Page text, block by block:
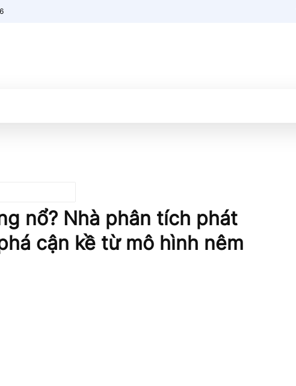
nổ? Nhà phân tích phát
cận kề từ mô hình nêm